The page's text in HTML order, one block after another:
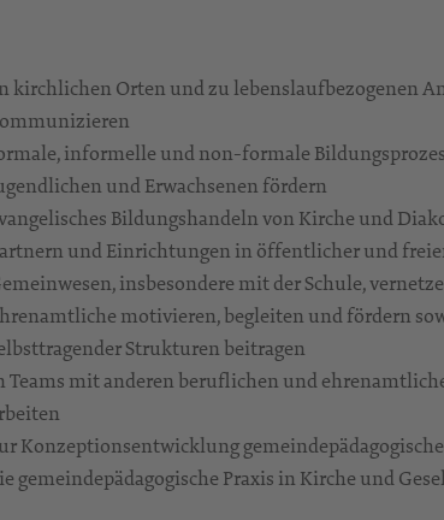
kirchlichen Orten und zu lebenslaufbezogenen
informelle und non-formale
und Erwachsenen fördern
Bildungshandeln von Kirche und
und Einrichtungen in öffentlicher und
insbesondere mit der Schule,
motivieren, begleiten und fördern
Strukturen beitragen
Teams mit anderen beruflichen und
Konzeptionsentwicklung
gemeindepädagogische Praxis in Kirche und